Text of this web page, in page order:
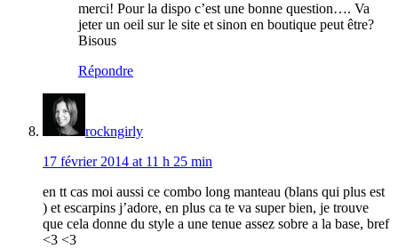
merci! Pour la dispo c’est une bonne question…. Va
jeter un oeil sur le site et sinon en boutique peut être?
Bisous
Répondre
rockngirly
17 février 2014 at 11 h 25 min
en tt cas moi aussi ce combo long manteau (blans qui plus est
) et escarpins j’adore, en plus ca te va super bien, je trouve
que cela donne du style a une tenue assez sobre a la base, bref
<3 <3